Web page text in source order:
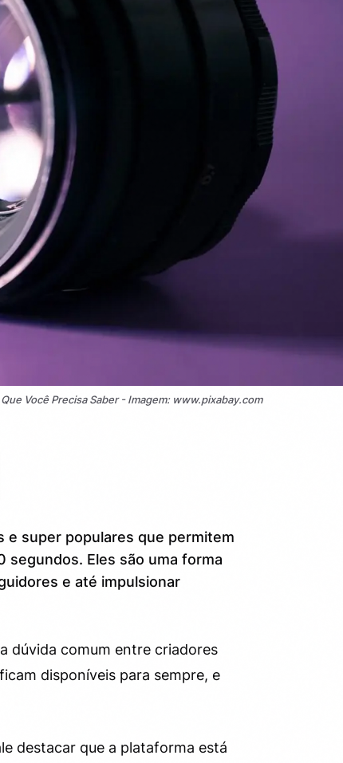
Você Precisa Saber - Imagem: www.pixabay.com
super populares que permitem
Eles são uma forma
e até impulsionar
dúvida comum entre criadores
disponíveis para sempre, e
destacar que a plataforma está